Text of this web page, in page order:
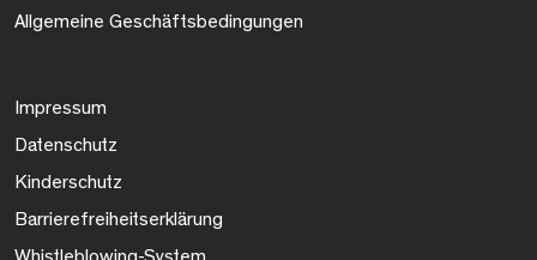
Allgemeine Geschäftsbedingungen
Impressum
Datenschutz
Kinderschutz
Barrierefreiheitserklärung